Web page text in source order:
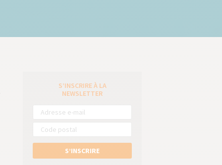
S’INSCRIRE À LA
NEWSLETTER
S’INSCRIRE